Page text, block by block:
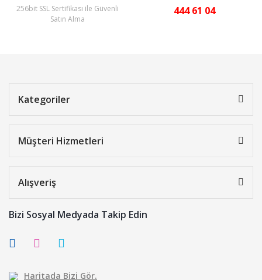
256bit SSL Sertifikası ile Güvenli
Satın Alma
444 61 04
Kategoriler
Müşteri Hizmetleri
Alışveriş
Bizi Sosyal Medyada Takip Edin
Haritada Bizi Gör.